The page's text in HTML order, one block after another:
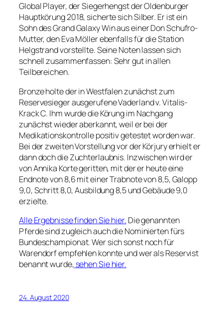
Global Player, der Siegerhengst der Oldenburger
Hauptkörung 2018, sicherte sich Silber. Er ist ein
Sohn des Grand Galaxy Win aus einer Don Schufro-
Mutter, den Eva Möller ebenfalls für die Station
Helgstrand vorstellte. Seine Noten lassen sich
schnell zusammenfassen: Sehr gut in allen
Teilbereichen.
Bronze holte der in Westfalen zunächst zum
Reservesieger ausgerufene Vaderland v. Vitalis-
Krack C. Ihm wurde die Körung im Nachgang
zunächst wieder aberkannt, weil er bei der
Medikationskontrolle positiv getestet worden war.
Bei der zweiten Vorstellung vor der Körjury erhielt er
dann doch die Zuchterlaubnis. Inzwischen wird er
von Annika Korte geritten, mit der er heute eine
Endnote von 8,6 mit einer Trabnote von 8,5, Galopp
9,0, Schritt 8,0, Ausbildung 8,5 und Gebäude 9,0
erzielte.
Alle Ergebnisse finden Sie hier. Die genannten
Pferde sind zugleich auch die Nominierten fürs
Bundeschampionat. Wer sich sonst noch für
Warendorf empfehlen konnte und wer als Reservist
benannt wurde, sehen Sie hier.
24. August 2020